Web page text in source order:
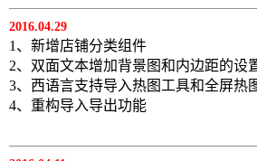
2016.04.29
1、新增店铺分类组件
2、双面文本增加背景图和内边距的设
3、西语言支持导入热图工具和全屏热
4、重构导入导出功能